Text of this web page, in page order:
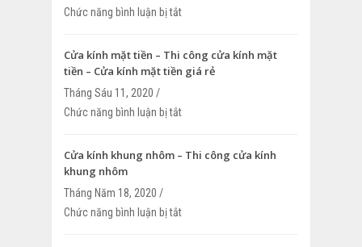
Chức năng bình luận bị tắt
Cửa kính mặt tiền – Thi công cửa kính mặt
tiền – Cửa kính mặt tiền giá rẻ
Tháng Sáu 11, 2020 /
Chức năng bình luận bị tắt
Cửa kính khung nhôm – Thi công cửa kính
khung nhôm
Tháng Năm 18, 2020 /
Chức năng bình luận bị tắt